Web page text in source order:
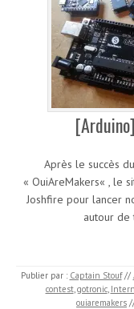
Après le succès
« OuiAreMakers« , le
Joshfire pour lancer
autour
Publier par : Captain Stouf //
contest,gotronic,
ouiaremakers